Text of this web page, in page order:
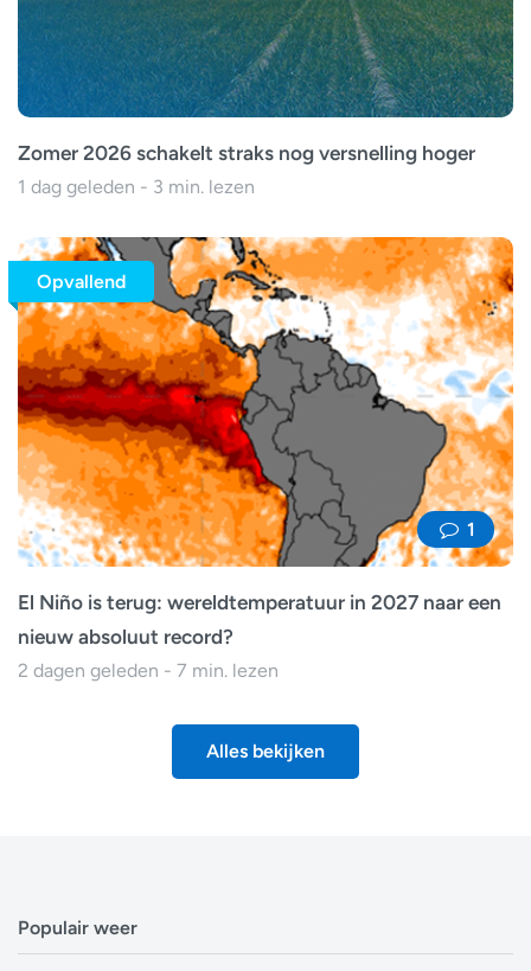
Zomer 2026 schakelt straks nog versnelling hoger
1 dag geleden - 3 min. lezen
1
Opvallend
El Niño is terug: wereldtemperatuur in 2027 naar een
nieuw absoluut record?
2 dagen geleden - 7 min. lezen
Alles bekijken
Populair weer